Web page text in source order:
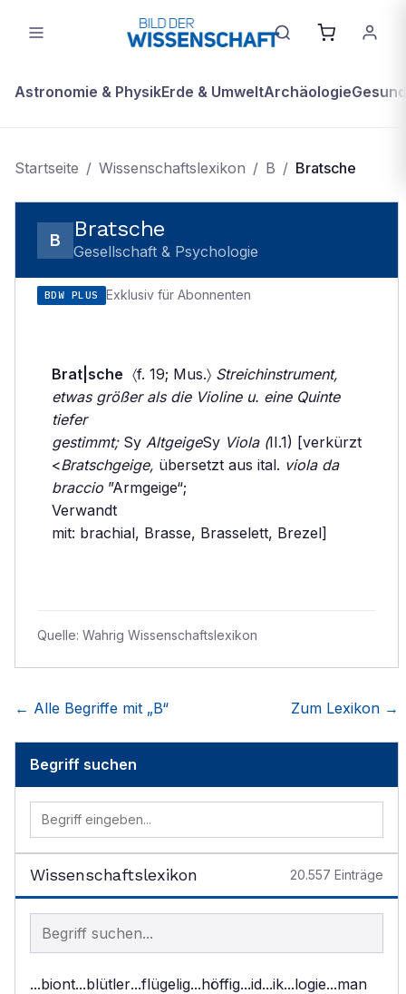
Astronomie & PhysikErde & UmweltArchäologie
Startseite / Wissenschaftslexikon / B / Bratsche
B Bratsche
Gesellschaft & Psychologie
BDW PLUS Exklusiv für Abonnenten
Brat|sche 〈f. 19; Mus.〉 Streichinstrument,
etwas größer als die Violine u. eine Quinte
tiefer
gestimmt;Sy AltgeigeSy Viola (II.1) [verkürzt
<Bratschgeige, übersetzt aus ital. viola da
braccio ”Armgeige“;
Verwandt
mit: brachial, Brasse, Brasselett, Brezel]
Quelle: Wahrig Wissenschaftslexikon
← Alle Begriffe mit „B“ Zum Lexikon →
Begriff suchen
Wissenschaftslexikon 20.557 Einträge
Begriff im Lexikon suchen
...biont...blütler...flügelig...höffig...id...ik...logie...man